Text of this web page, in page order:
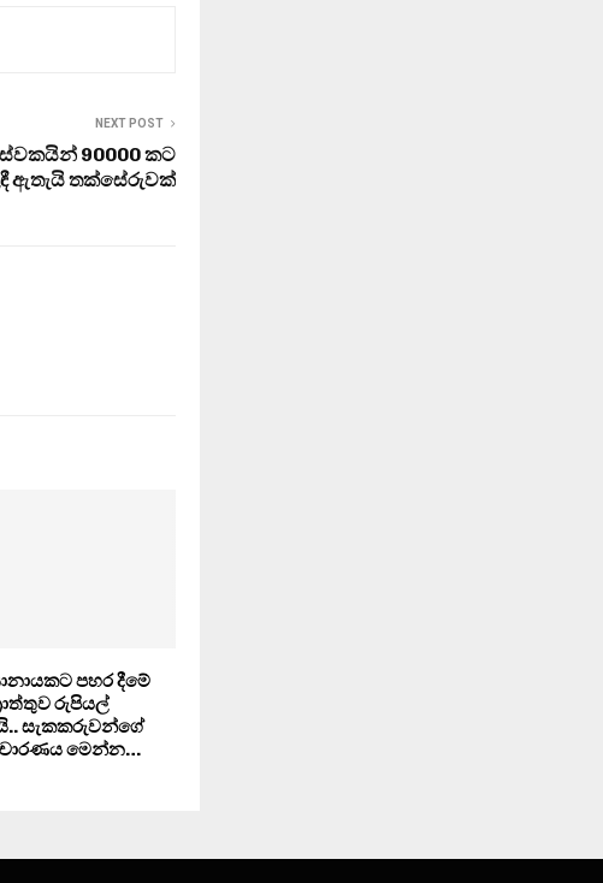
NEXT POST
90000 කට
ඇතැයි තක්සේරුවක්
පහර දීමේ
රුපියල්
සැකකරුවන්ගේ
මෙන්න…